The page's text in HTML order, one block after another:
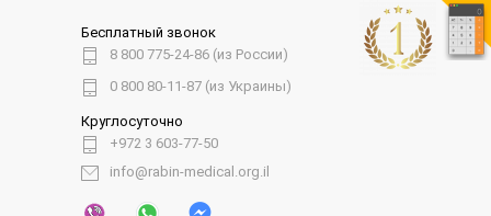
Бесплатный звонок
8 800 775-24-86 (из России)
0 800 80-11-87 (из Украины)
Круглосуточно
+972 3 603-77-50
info@rabin-medical.org.il